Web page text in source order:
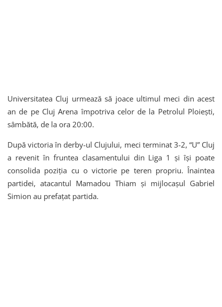
Universitatea Cluj urmează să joace ultimul meci din acest
an de pe Cluj Arena împotriva celor de la Petrolul Ploiești,
sâmbătă, de la ora 20:00.
După victoria în derby-ul Clujului, meci terminat 3-2, “U” Cluj
a revenit în fruntea clasamentului din Liga 1 și își poate
consolida poziția cu o victorie pe teren propriu. Înaintea
partidei, atacantul Mamadou Thiam și mijlocașul Gabriel
Simion au prefațat partida.